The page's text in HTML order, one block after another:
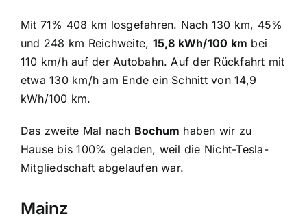
Mit 71% 408 km losgefahren. Nach 130 km, 45%
und 248 km Reichweite, 15,8 kWh/100 km bei
110 km/h auf der Autobahn. Auf der Rückfahrt mit
etwa 130 km/h am Ende ein Schnitt von 14,9
kWh/100 km.
Das zweite Mal nach Bochum haben wir zu
Hause bis 100% geladen, weil die Nicht-Tesla-
Mitgliedschaft abgelaufen war.
Mainz